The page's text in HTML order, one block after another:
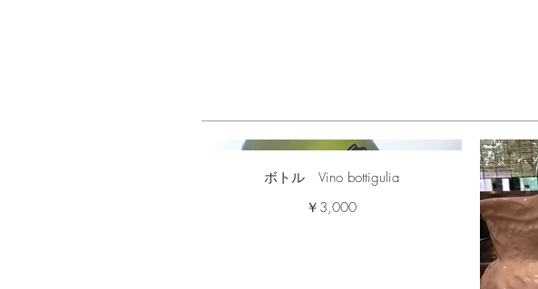
ボトル Vino bottigulia
￥3,000